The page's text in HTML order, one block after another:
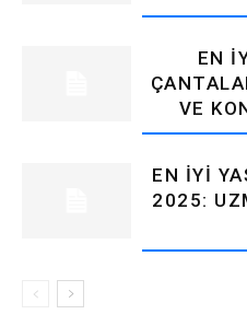
EN
VE
EN İYI
2025: